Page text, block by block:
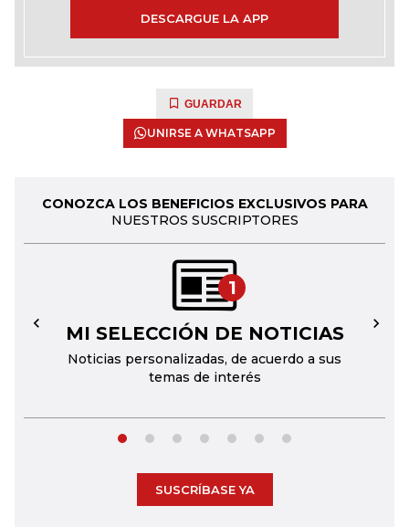
DESCARGUE LA APP
GUARDAR
UNIRSE A WHATSAPP
CONOZCA LOS BENEFICIOS EXCLUSIVOS PARA
NUESTROS SUSCRIPTORES
1
MI SELECCIÓN DE NOTICIAS
Noticias personalizadas, de acuerdo a sus
temas de interés
← →
SUSCRÍBASE YA